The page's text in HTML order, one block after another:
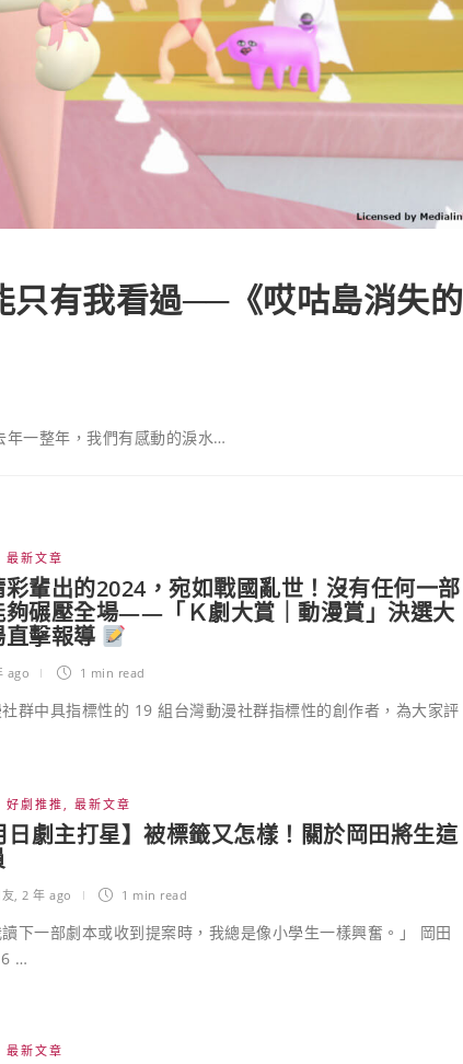
只有我看過──《哎咕島消失的
一整年，我們有感動的淚水…
最新文章
輩出的2024，宛如戰國亂世！沒有任何一部
夠碾壓全場——「Ｋ劇大賞｜動漫賞」決選大
擊報導
ago 1 min read
群中具指標性的 19 組台灣動漫社群指標性的創作者，為大家評
好劇推推 最新文章
日劇主打星】被標籤又怎樣！關於岡田將生這
2 年 ago 1 min read
讀下一部劇本或收到提案時，我總是像小學生一樣興奮。」 岡田
…
最新文章